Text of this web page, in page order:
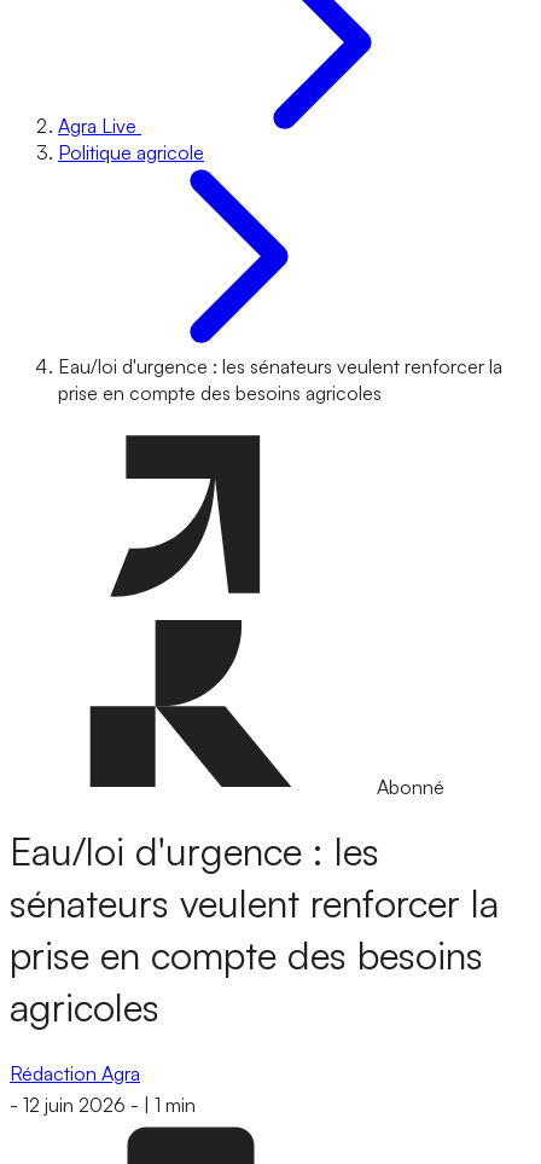
Agra Live
Politique agricole
Eau/loi d'urgence : les sénateurs veulent renforcer la
prise en compte des besoins agricoles
Abonné
Eau/loi d'urgence : les
sénateurs veulent renforcer la
prise en compte des besoins
agricoles
Rédaction Agra
- 12 juin 2026 - 1 min